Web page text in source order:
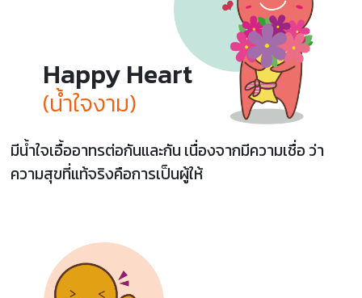
มีน้ำใจเอื้ออาทรต่อกันและกัน เนื่องจากมีความเชื่อ ว่า
ความสุขที่แท้จริงคือการเป็นผู้ให้
Happy Heart
(น้ำใจงาม)